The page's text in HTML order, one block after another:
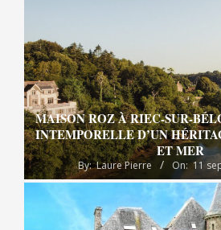
MAISON ROZ À RIEC-SUR-
INTEMPORELLE D’UN
ET MER
By: Laure Pierre On: 11